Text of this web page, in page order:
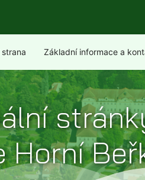
Základní informace a
Horní